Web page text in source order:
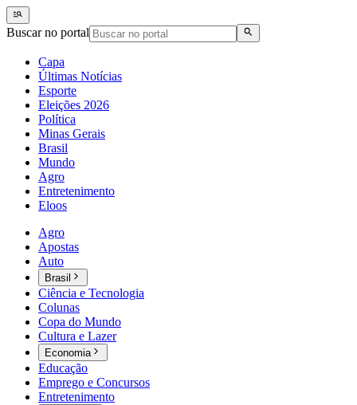
Buscar no portal
Capa
Últimas Notícias
Esporte
Eleições 2026
Política
Minas Gerais
Brasil
Mundo
Agro
Entretenimento
Eloos
Agro
Apostas
Auto
Brasil
Ciência e Tecnologia
Colunas
Copa do Mundo
Cultura e Lazer
Economia
Educação
Emprego e Concursos
Entretenimento